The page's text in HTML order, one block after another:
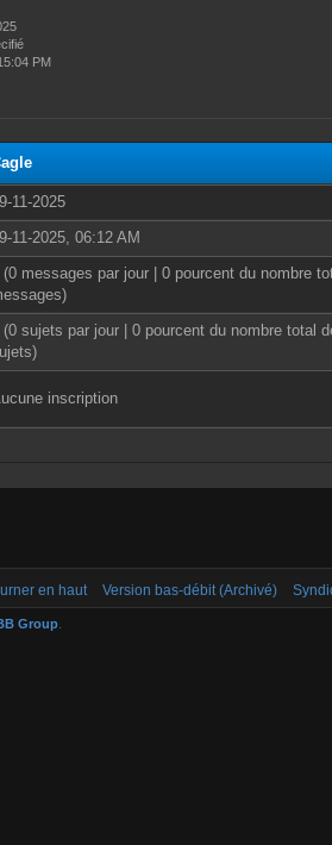
PM
11-2025
11-2025, 06:12 AM
(0 messages par jour | 0 pourcent du nombre
(0 sujets par jour | 0 pourcent du nombre total
inscription
en haut Version bas-débit (Archivé)
Group